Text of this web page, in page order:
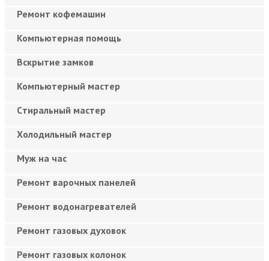
Ремонт кофемашин
Компьютерная помощь
Вскрытие замков
Компьютерный мастер
Cтиральный мастер
Холодильный мастер
Муж на час
Ремонт варочных панелей
Ремонт водонагревателей
Ремонт газовых духовок
Ремонт газовых колонок